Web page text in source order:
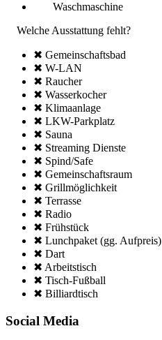
Wasch­maschine
Welche Ausstattung fehlt?
✖ Gemeinschafts­bad
✖ W-LAN
✖ Raucher
✖ Wasserkocher
✖ Klima­anlage
✖ LKW-Parkplatz
✖ Sauna
✖ Streaming Dienste
✖ Spind/Safe
✖ Gemeinschafts­raum
✖ Grillmöglich­keit
✖ Terrasse
✖ Radio
✖ Frühstück
✖ Lunchpaket (gg. Aufpreis)
✖ Dart
✖ Arbeitstisch
✖ Tisch-Fußball
✖ Billiardtisch
Social Media